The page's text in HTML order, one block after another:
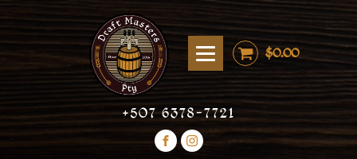
$0.00
+507 6378-7721